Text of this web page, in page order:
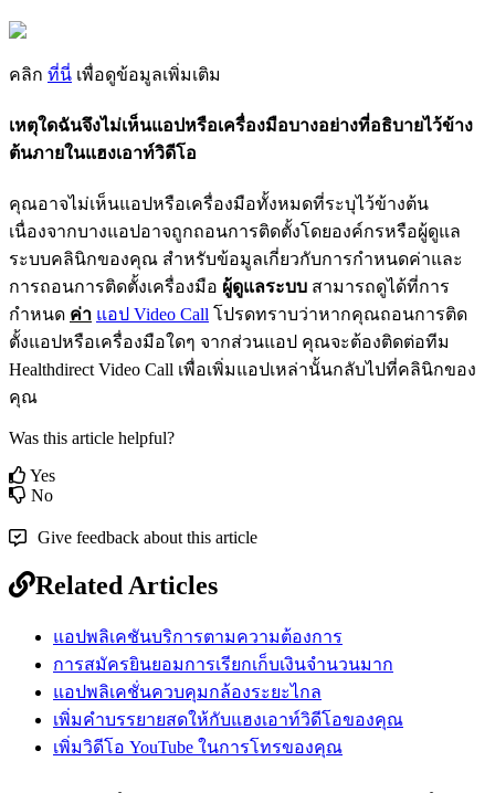
คลก ทน เพอดขอมลเพมเตม
เหตใดฉนจงไมเหนแอปหรอเครองมอบางอยางทอธบายไวขาง
ตนภายในแฮงเอาทวดโอ
คณอาจไมเหนแอปหรอเครองมอทงหมดทระบไวขางตน
เนองจากบางแอปอาจถกถอนการตดตงโดยองคกรหรอผดแล
ระบบคลนกของคณ สหรบขอมลเกยวกบการกหนดคาและ
การถอนการตดตงเครองมอ ผดแลระบบ สามารถดไดทการ
กหนด คา แอป Video Call โปรดทราบวาหากคณถอนการตด
ตงแอปหรอเครองมอใดๆ จากสวนแอป คณจะตองตดตอทม
Healthdirect Video Call เพอเพมแอปเหลานนกลบไปทคลนกของ
คณ
Was this article helpful?
Yes
No
Give feedback about this article
Related Articles
แอปพลิเคชันบริการตามความต้องการ
การสมัครยินยอมการเรียกเก็บเงินจำนวนมาก
แอปพลิเคชั่นควบคุมกล้องระยะไกล
เพิ่มคำบรรยายสดให้กับแฮงเอาท์วิดีโอของคุณ
เพิ่มวิดีโอ YouTube ในการโทรของคุณ